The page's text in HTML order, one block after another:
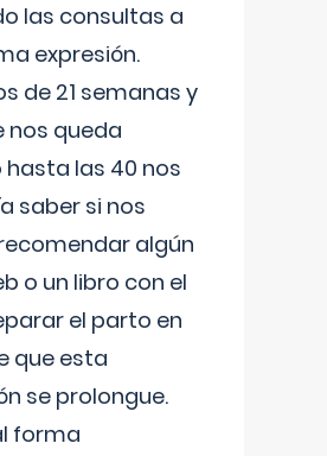
las consultas a
expresión.
de 21 semanas y
nos queda
las 40 nos
saber si nos
algún
o un libro con el
el parto en
que esta
se prolongue.
forma